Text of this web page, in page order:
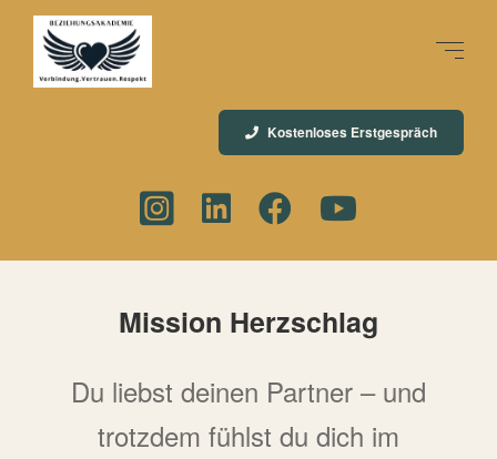
Kostenloses Erstgespräch
Mission Herzschlag
Du liebst deinen Partner – und
trotzdem fühlst du dich im